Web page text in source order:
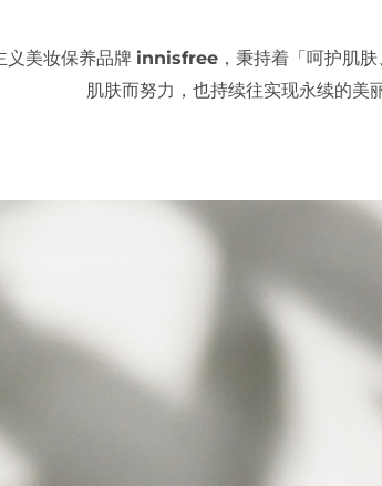
义美妆保养品牌 innisfree ，秉持着「呵护肌
肌肤而努力，也持续往实现永续的美